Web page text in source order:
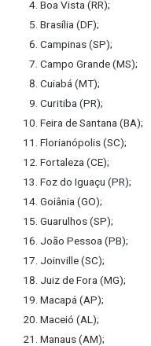
Boa Vista (RR);
Brasília (DF);
Campinas (SP);
Campo Grande (MS);
Cuiabá (MT);
Curitiba (PR);
Feira de Santana (BA);
Florianópolis (SC);
Fortaleza (CE);
Foz do Iguaçu (PR);
Goiânia (GO);
Guarulhos (SP);
João Pessoa (PB);
Joinville (SC);
Juiz de Fora (MG);
Macapá (AP);
Maceió (AL);
Manaus (AM);